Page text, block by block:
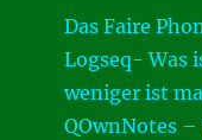
Das Faire
Logseq- Was
weniger ist
QOwnNotes